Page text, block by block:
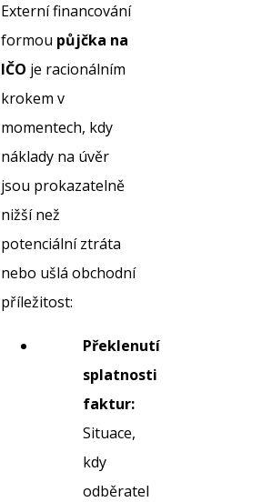
Externí financování
formou půjčka na
IČO je racionálním
krokem v
momentech, kdy
náklady na úvěr
jsou prokazatelně
nižší než
potenciální ztráta
nebo ušlá obchodní
příležitost:
Překlenutí
splatnosti
faktur:
Situace,
kdy
odběratel